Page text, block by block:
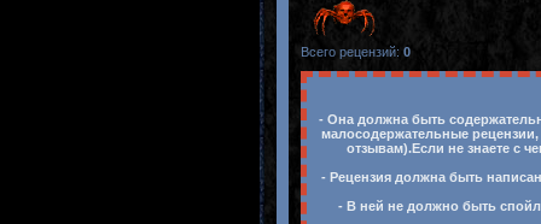
Всего рецензий: 0
- Она должна быть
малосодержательные
отзывам).Если не знаете с
- Рецензия должна быть
- В ней не должно быть